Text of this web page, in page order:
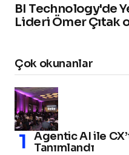
BI Technology'de
Lideri Ömer Çıtak
Çok okunanlar
Agentic AI ile
Tanımlandı